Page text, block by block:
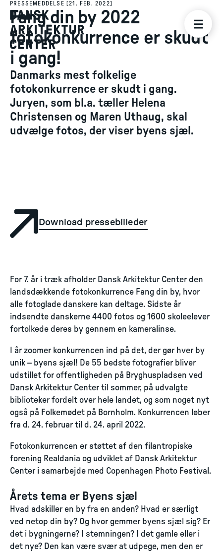
PRESSEMEDDELSE [21. FEB. 2022]
Fang din by 2022
fotokonkurrence er skudt
i gang!
Danmarks mest folkelige
fotokonkurrence er skudt i gang.
Juryen, som bl.a. tæller Helena
Christensen og Maren Uthaug, skal
udvælge fotos, der viser byens sjæl.
Download pressebilleder
For 7. år i træk afholder Dansk Arkitektur Center den
landsdækkende fotokonkurrence Fang din by, hvor
alle fotoglade danskere kan deltage. Sidste år
indsendte danskerne 4400 fotos og 1600 skoleelever
fortolkede deres by gennem en kameralinse.
I år zoomer konkurrencen ind på det, der gør hver by
unik – byens sjæl! De 55 bedste fotografier bliver
udstillet for offentligheden på Bryghuspladsen ved
Dansk Arkitektur Center til sommer, på udvalgte
biblioteker fordelt over hele landet, og som noget nyt
også på Folkemødet på Bornholm. Konkurrencen løber
fra d. 24. februar til d. 24. april 2022.
Fotokonkurrencen er støttet af den filantropiske
forening Realdania og udviklet af Dansk Arkitektur
Center i samarbejde med Copenhagen Photo Festival.
Årets tema er Byens sjæl
Hvad adskiller en by fra en anden? Hvad er særligt
ved netop din by? Og hvor gemmer byens sjæl sig? Er
det i bygningerne? I stemningen? I det gamle eller i
det nye? Den kan være svær at udpege, men den er